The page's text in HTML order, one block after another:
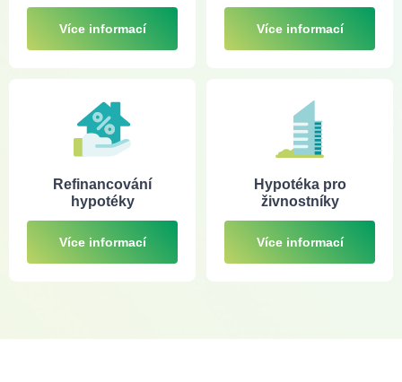
Více informací Více informací
Refinancování
hypotéky
Více informací
Hypotéka pro
živnostníky
Více informací